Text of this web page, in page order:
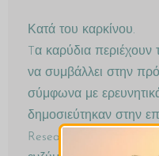
Κατά του καρκίνου.
Tα καρύδια περιέχουν
να συμβάλλει στην
σύμφωνα με
δημοσιεύτηκαν στην
Research». Η ουσία